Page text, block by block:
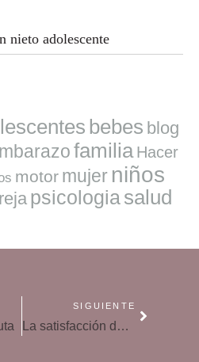
nieto adolescente
bebes blog
familia Hacer
motor mujer niños
psicologiasalud
SIGUIENTE
La satisfacción de los deseos